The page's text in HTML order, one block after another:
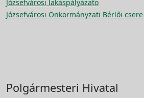
Józsefvárosi lakáspályázato
Józsefvárosi Önkormányzati Bérlői csere
Polgármesteri Hivatal